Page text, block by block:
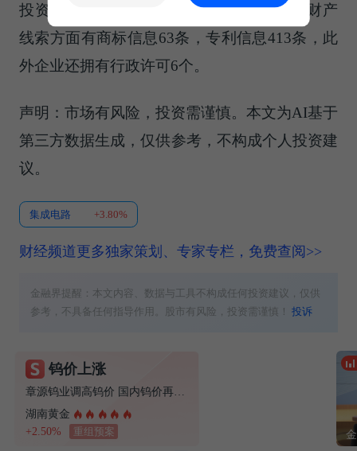
投资了26家企业，参与招投标项目12次，财产
线索方面有商标信息63条，专利信息413条，此
外企业还拥有行政许可6个。
声明：市场有风险，投资需谨慎。本文为AI基于
第三方数据生成，仅供参考，不构成个人投资建
议。
集成电路 +3.80%
财经频道更多独家策划、专家专栏，免费查阅>>
金融界提醒：本文内容、数据与工具不构成任何投资建议，仅供
参考，不具备任何指导作用。股市有风险，投资需谨慎！投诉
钨价上涨
湖南黄金
+2.50%
重组预案